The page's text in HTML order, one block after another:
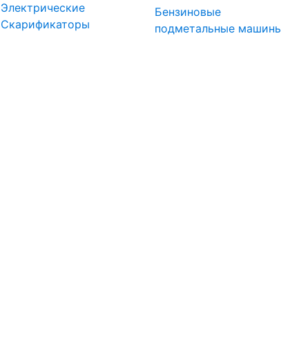
Электрические
Скарификаторы
Бензиновые
подметальные